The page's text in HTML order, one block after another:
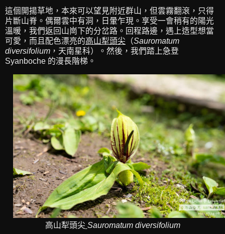
這個開揚草地，本來可以望見附近群山，但雲霧翻滾，只得
片斷山脊。偶爾雲中有洞，日暈乍現。享受一會稍有的陽光
溫暖，我們返回山崗下的分岔路。回程路邊，遇上造型想當
可愛，而且配色漂亮的高山犁頭尖 （Sauromatum
diversifolium ，天南星科）。然後，我們踏上急登
Syanboche 的漫長階梯。
高山犁頭尖 Sauromatum diversifolium